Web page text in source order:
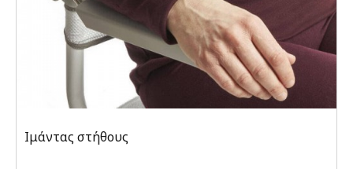
Ιμάντας στήθους